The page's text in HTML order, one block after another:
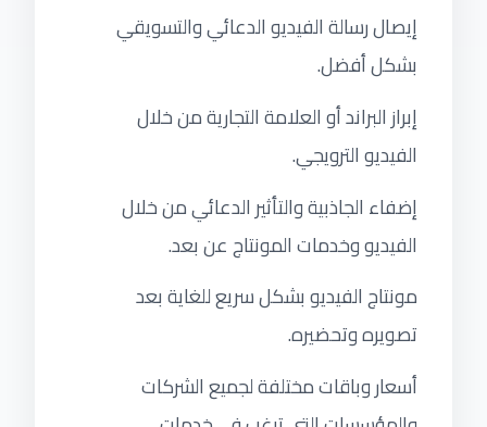
إيصال رسالة الفيديو الدعائي والتسويقي
بشكل أفضل.
إبراز البراند أو العلامة التجارية من خلال
الفيديو الترويجي.
إضفاء الجاذبية والتأثير الدعائي من خلال
الفيديو وخدمات المونتاج عن بعد.
مونتاج الفيديو بشكل سريع للغاية بعد
تصويره وتحضيره.
أسعار وباقات مختلفة لجميع الشركات